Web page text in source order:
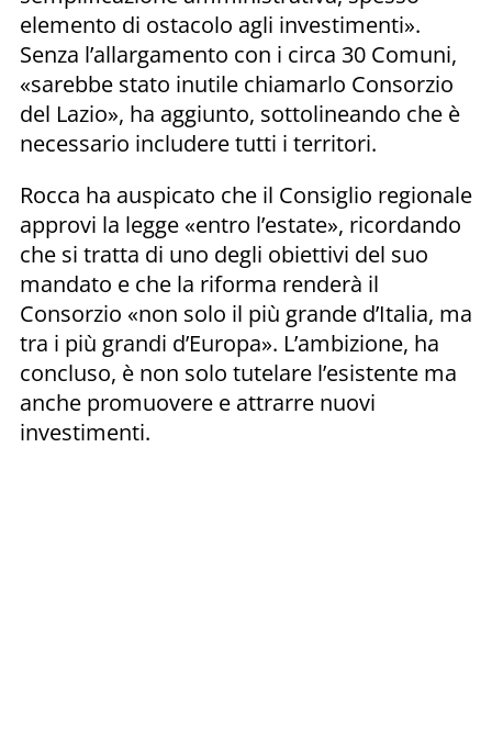
elemento di ostacolo agli investimenti».
Senza l’allargamento con i circa 30 Comuni,
«sarebbe stato inutile chiamarlo Consorzio
del Lazio», ha aggiunto, sottolineando che è
necessario includere tutti i territori.
Rocca ha auspicato che il Consiglio regionale
approvi la legge «entro l’estate», ricordando
che si tratta di uno degli obiettivi del suo
mandato e che la riforma renderà il
Consorzio «non solo il più grande d’Italia, ma
tra i più grandi d’Europa». L’ambizione, ha
concluso, è non solo tutelare l’esistente ma
anche promuovere e attrarre nuovi
investimenti.